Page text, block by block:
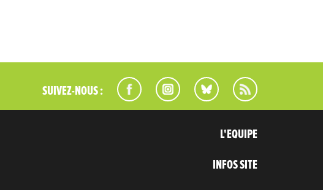
SUIVEZ-NOUS :
L'EQUIPE
INFOS SITE